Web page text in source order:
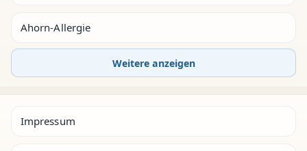
Ahorn-Allergie
Weitere anzeigen
Impressum